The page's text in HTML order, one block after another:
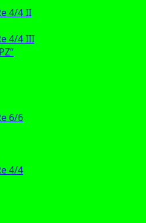
4/4 II
4/4 III
6/6
4/4